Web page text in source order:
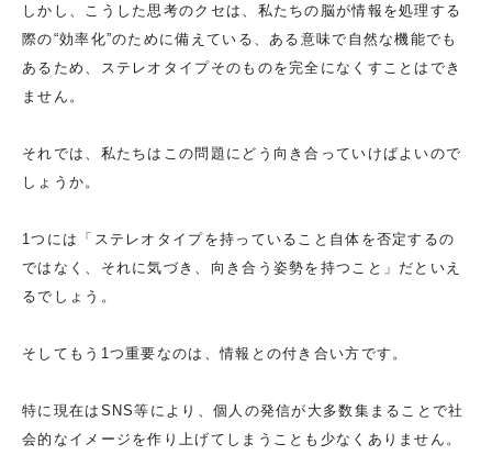
しかし、こうした思考のクセは、私たちの脳が情報を処理する
際の“効率化”のために備えている、ある意味で自然な機能でも
あるため、ステレオタイプそのものを完全になくすことはでき
ません。
それでは、私たちはこの問題にどう向き合っていけばよいので
しょうか。
1つには「ステレオタイプを持っていること自体を否定するの
ではなく、それに気づき、向き合う姿勢を持つこと」だといえ
るでしょう。
そしてもう1つ重要なのは、情報との付き合い方です。
特に現在はSNS等により、個人の発信が大多数集まることで社
会的なイメージを作り上げてしまうことも少なくありません。